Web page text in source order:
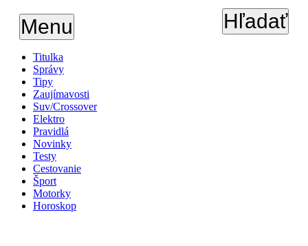
Menu Hľadať
Titulka
Správy
Tipy
Zaujímavosti
Suv/Crossover
Elektro
Pravidlá
Novinky
Testy
Cestovanie
Šport
Motorky
Horoskop